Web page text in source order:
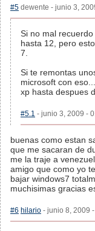
#5 dewente - junio 3,
Si no mal
hasta 12, pero
7.
Si te remontas
microsoft con
xp hasta despues
#5.1 - junio 3, 2009 -
buenas como estan
que me sacaran de
me la traje a
amigo que como yo
bajar windows7
muchisimas gracias
#6 hilario - junio 8, 2009